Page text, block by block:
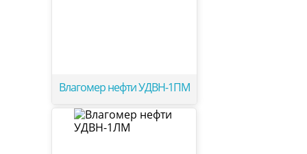
Влагомер нефти УДВН-1ПМ